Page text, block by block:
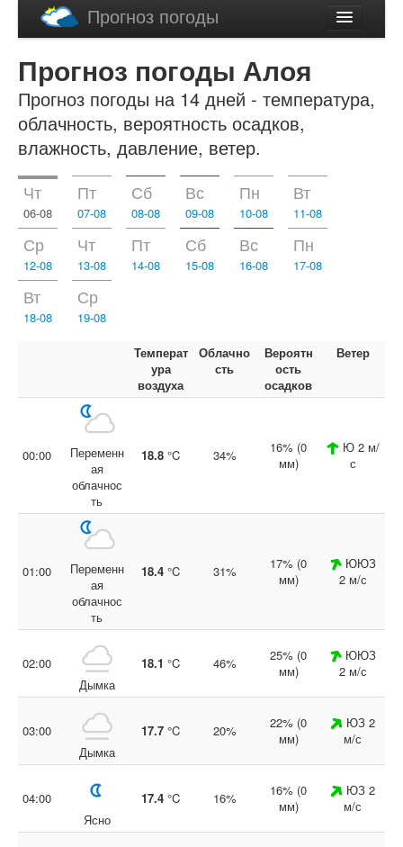
Прогноз погоды
English
Прогноз погоды Алоя
Прогноз погоды на 14 дней - температура,
облачность, вероятность осадков,
влажность, давление, ветер.
Чт
06-08
Пт
07-08
Сб
08-08
Вс
09-08
Пн
10-08
Вт
11-08
Ср
12-08
Чт
13-08
Пт
14-08
Сб
15-08
Вс
16-08
Пн
17-08
Вт
18-08
Ср
19-08
Температ
ура
воздуха
Облачно
сть
Вероятн
ость
осадков
Ветер
00:00
Переменн
ая
облачнос
ть
18.8 °C 34%
16% (0
мм)
Ю 2 м/
с
01:00
Переменн
ая
облачнос
ть
18.4 °C 31%
17% (0
мм)
ЮЮЗ
2 м/с
02:00
Дымка
18.1 °C 46%
25% (0
мм)
ЮЮЗ
2 м/с
03:00
Дымка
17.7 °C 20%
22% (0
мм)
ЮЗ 2
м/с
04:00
Ясно
17.4 °C 16%
16% (0
мм)
ЮЗ 2
м/с